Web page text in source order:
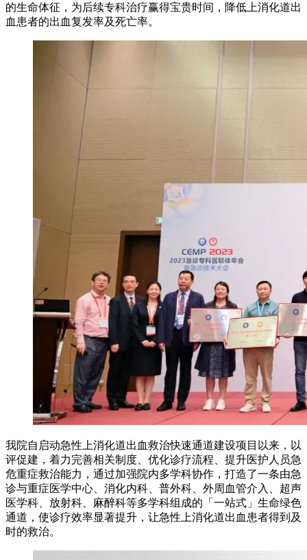
的生命体征，为后续专科治疗赢得宝贵时间，降低上消化道出
血患者的出血复发率及死亡率。
我院自启动急性上消化道出血救治快速通道建设项目以来，以
评促建，着力完善相关制度、优化诊疗流程、提升医护人员急
危重症救治能力，通过加强院内多学科协作，打造了一条由急
诊与重症医学中心、消化内科、普外科、外周血管介入、超声
医学科、放射科、麻醉科等多学科组成的「一站式」生命绿色
通道，使诊疗效率显著提升，让急性上消化道出血患者得到及
时的救治。